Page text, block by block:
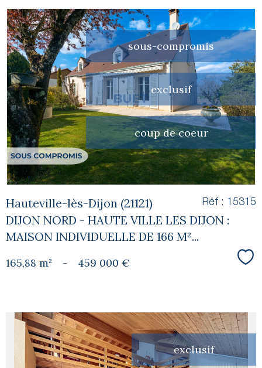
sous-compromis
exclusif
coup de coeur
voir le
bien
Hauteville-lès-Dijon (21121)
DIJON NORD - HAUTE VILLE LES DIJON :
MAISON INDIVIDUELLE DE 166 M²...
Réf : 15315
165,88 m² - 459 000 €
exclusif